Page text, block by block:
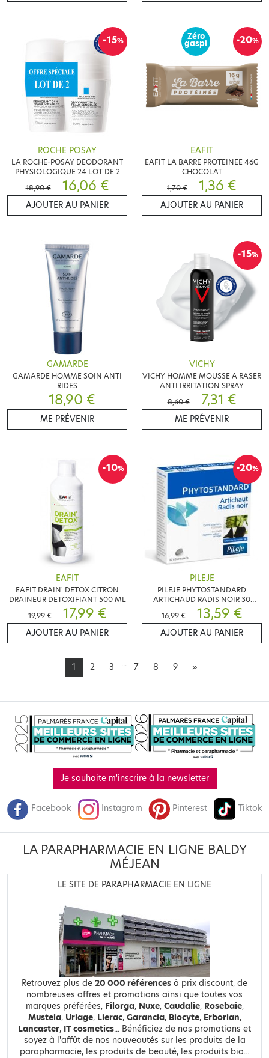
-15%
ROCHE POSAY
LA ROCHE-POSAY DEODORANT
PHYSIOLOGIQUE 24 LOT DE 2
18,90 €
16,06 €
AJOUTER AU PANIER
-20%
Zéro
gaspi
EAFIT
EAFIT LA BARRE PROTEINEE 46G
CHOCOLAT
1,70 €
1,36 €
AJOUTER AU PANIER
GAMARDE
GAMARDE HOMME SOIN ANTI
RIDES
18,90 €
ME PRÉVENIR
-15%
VICHY
VICHY HOMME MOUSSE A RASER
ANTI IRRITATION SPRAY
8,60 €
7,31 €
ME PRÉVENIR
-10%
EAFIT
EAFIT DRAIN' DETOX CITRON
DRAINEUR DETOXIFIANT 500 ML
19,99 €
17,99 €
AJOUTER AU PANIER
-20%
PILEJE
PILEJE PHYTOSTANDARD
ARTICHAUD RADIS NOIR 30
COMPRIMES
16,99 € 13,59 €
AJOUTER AU PANIER
1 2 3 ... 7 8 9 »
Je souhaite m'inscrire à la newsletter
Facebook Instagram Pinterest Tiktok
LA PARAPHARMACIE EN LIGNE BALDY
MÉJEAN
LE SITE DE PARAPHARMACIE EN LIGNE
Retrouvez plus de 20 000 références à prix discount, de
nombreuses offres et promotions ainsi que toutes vos
marques préférées, Filorga, Nuxe, Caudalie, Rosebaie,
Mustela, Uriage, Lierac, Garancia, Biocyte, Erborian,
Lancaster, IT cosmetics... Bénéficiez de nos promotions et
soyez à l'affût de nos nouveautés sur les produits de la
parapharmacie, les produits de beauté, les produits bio...